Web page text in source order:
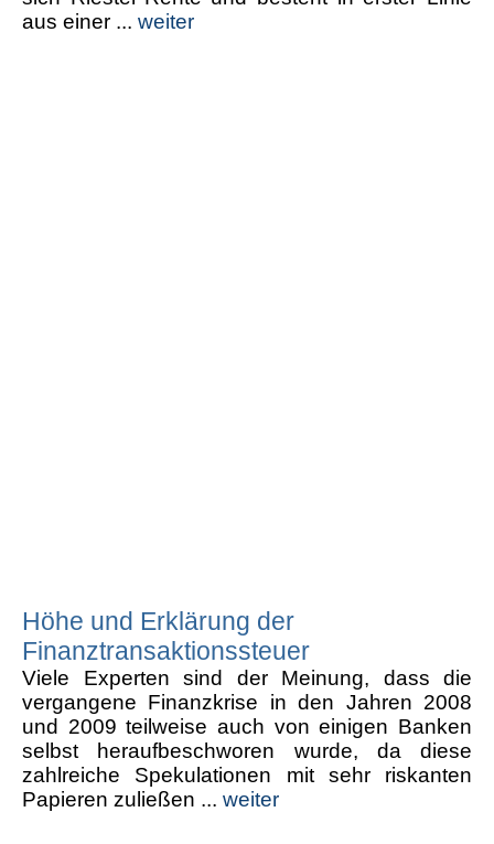
aus einer ... weiter
Höhe und Erklärung der
Finanztransaktionssteuer
Viele Experten sind der Meinung, dass die
vergangene Finanzkrise in den Jahren 2008
und 2009 teilweise auch von einigen Banken
selbst heraufbeschworen wurde, da diese
zahlreiche Spekulationen mit sehr riskanten
Papieren zuließen ... weiter